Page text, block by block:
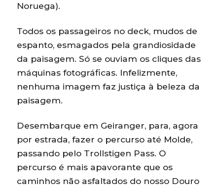
Noruega).
Todos os passageiros no deck, mudos de
espanto, esmagados pela grandiosidade
da paisagem. Só se ouviam os cliques das
máquinas fotográficas. Infelizmente,
nenhuma imagem faz justiça à beleza da
paisagem.
Desembarque em Geiranger, para, agora
por estrada, fazer o percurso até Molde,
passando pelo Trollstigen Pass. O
percurso é mais apavorante que os
caminhos não asfaltados do nosso Douro